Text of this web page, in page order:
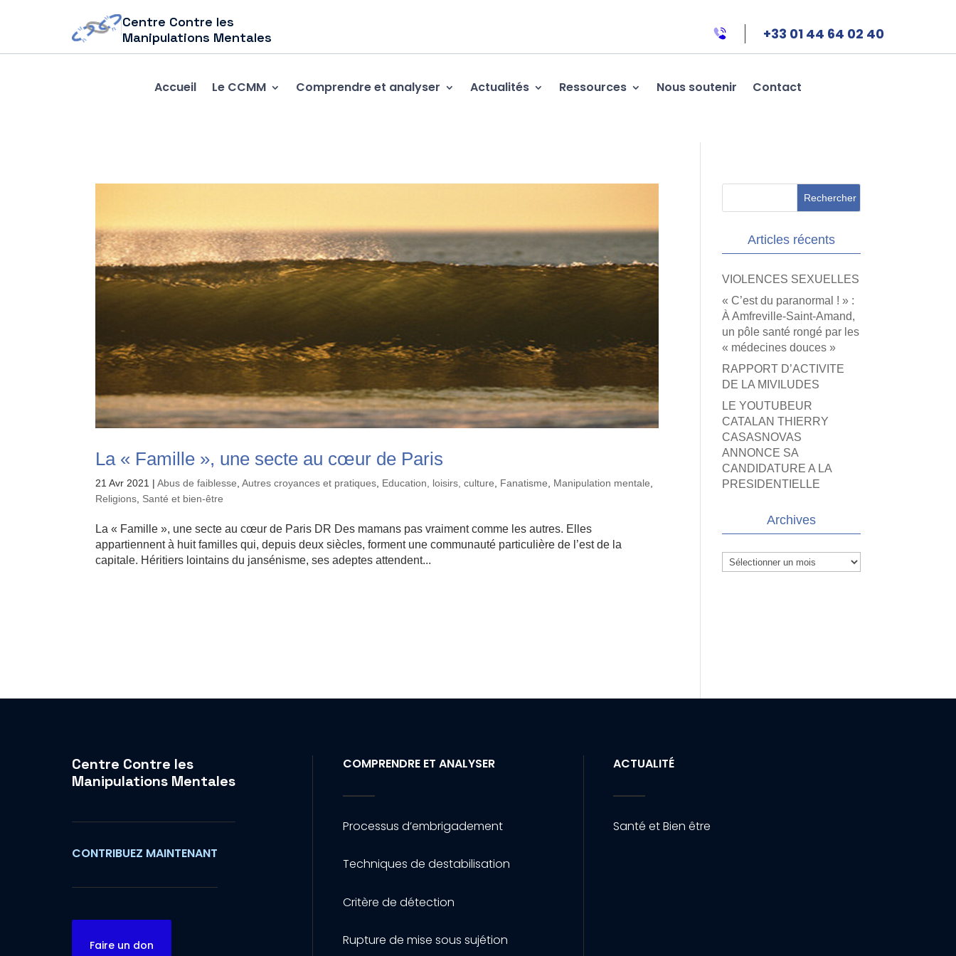
Centre Contre les
Manipulations Mentales
+33 01 44 64 02 40
Accueil Le CCMM Comprendre et analyser Actualités Ressources Nous soutenir Contact
La « Famille », une secte au cœur de Paris
21 Avr 2021 |Abus de faiblesse ,Autres croyances et pratiques Education, loisirs, culture Fanatisme Manipulation mentale
Religions Santé et bien-être
La « Famille », une secte au cœur de Paris DR Des mamans pas vraiment comme les autres. Elles
appartiennent à huit familles qui, depuis deux siècles, forment une communauté particulière de l’est de la
capitale. Héritiers lointains du jansénisme, ses adeptes attendent...
Articles récents
VIOLENCES SEXUELLES
« C’est du paranormal ! » :
À Amfreville-Saint-Amand,
un pôle santé rongé par les
« médecines douces »
RAPPORT D’ACTIVITE
DE LA MIVILUDES
LE YOUTUBEUR
CATALAN THIERRY
CASASNOVAS
ANNONCE SA
CANDIDATURE A LA
PRESIDENTIELLE
Archives
Archives
Centre Contre les
Manipulations Mentales
CONTRIBUEZ MAINTENANT
Faire un don
COMPRENDRE ET ANALYSER
Processus d’embrigadement
Techniques de destabilisation
Critère de détection
Rupture de mise sous sujétion
ACTUALITÉ
Santé et Bien être